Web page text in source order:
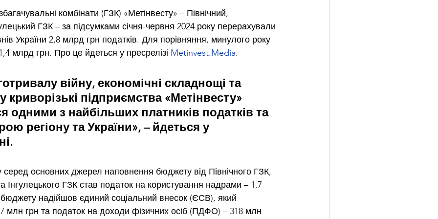
комбінати (ГЗК) «Метінвесту» – Північний,
ГЗК – за підсумками січня-червня 2024 року перерахували
України 2,8 млрд грн податків. Для порівняння, минулого року
млрд грн. Про це йдеться у пресрелізі Metinvest.Media.
війну, економічні складнощі та
криворізькі підприємства «Метінвесту»
одними з найбільших платників податків та
регіону та України», – йдеться у
серед основних джерел наповнення бюджету від Північного ГЗК,
Інгулецького ГЗК став податок на користування надрами – 1,7
надійшов єдиний соціальний внесок (ЄСВ), який
млн грн та податок на доходи фізичних осіб (ПДФО) – 318 млн